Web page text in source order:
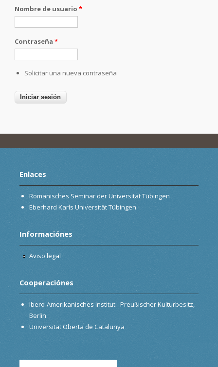
Nombre de usuario *
Contraseña *
Solicitar una nueva contraseña
Enlaces
Romanisches Seminar der Universität Tübingen
Eberhard Karls Universität Tübingen
Informaciónes
Aviso legal
Cooperaciónes
Ibero-Amerikanisches Institut - Preußischer Kulturbesitz,
Berlin
Universitat Oberta de Catalunya